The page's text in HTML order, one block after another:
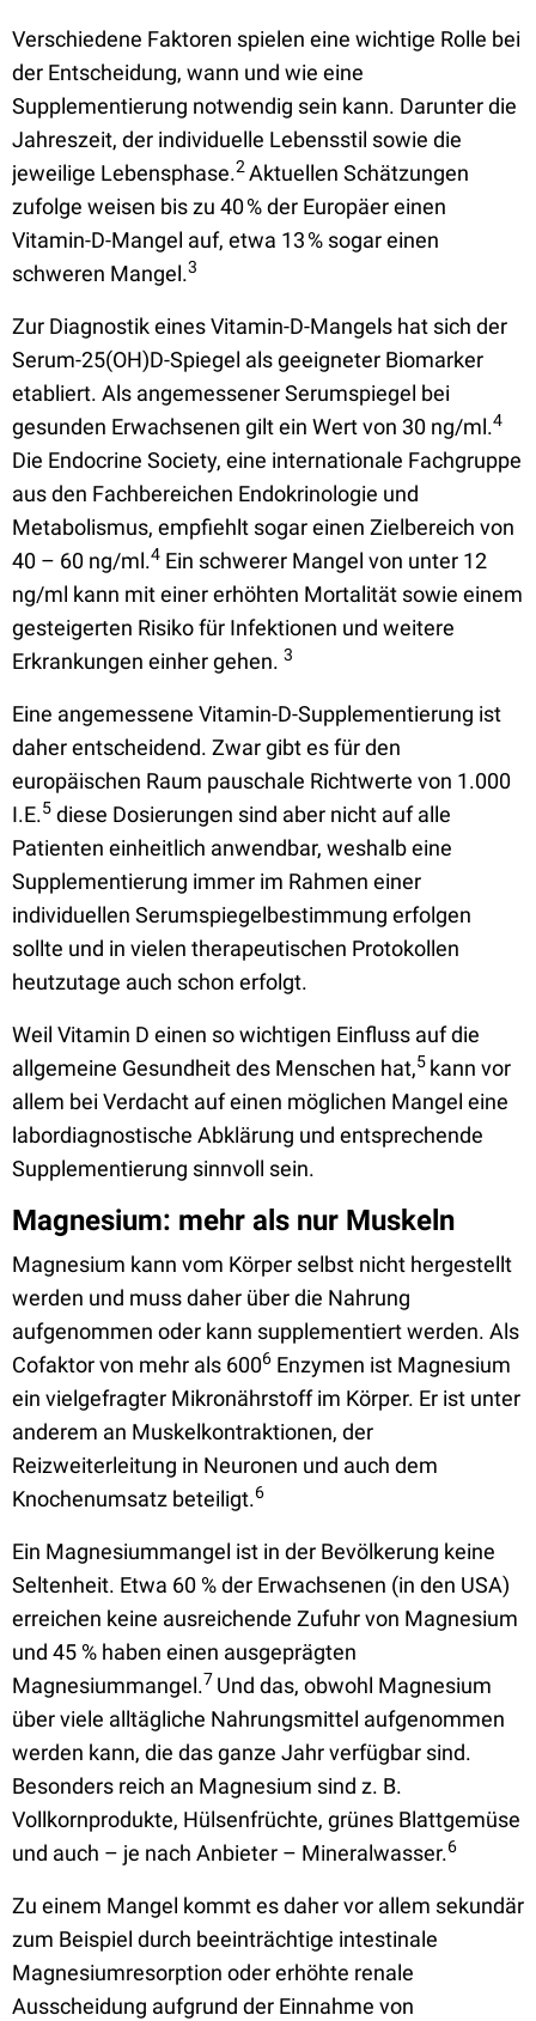
Verschiedene Faktoren spielen eine wichtige Rolle bei
der Entscheidung, wann und wie eine
Supplementierung notwendig sein kann. Darunter die
Jahreszeit, der individuelle Lebensstil sowie die
jeweilige Lebensphase.2Aktuellen Schätzungen
zufolge weisen bis zu 40 % der Europäer einen
Vitamin-D-Mangel auf, etwa 13 % sogar einen
schweren Mangel.3
Zur Diagnostik eines Vitamin-D-Mangels hat sich der
Serum-25(OH)D-Spiegel als geeigneter Biomarker
etabliert. Als angemessener Serumspiegel bei
gesunden Erwachsenen gilt ein Wert von 30 ng/ml.4
Die Endocrine Society, eine internationale Fachgruppe
aus den Fachbereichen Endokrinologie und
Metabolismus, empfiehlt sogar einen Zielbereich von
40 – 60 ng/ml.4 Ein schwerer Mangel von unter 12
ng/ml kann mit einer erhöhten Mortalität sowie einem
gesteigerten Risiko für Infektionen und weitere
Erkrankungen einher gehen. 3
Eine angemessene Vitamin-D-Supplementierung ist
daher entscheidend. Zwar gibt es für den
europäischen Raum pauschale Richtwerte von 1.000
I.E.5 diese Dosierungen sind aber nicht auf alle
Patienten einheitlich anwendbar, weshalb eine
Supplementierung immer im Rahmen einer
individuellen Serumspiegelbestimmung erfolgen
sollte und in vielen therapeutischen Protokollen
heutzutage auch schon erfolgt.
Weil Vitamin D einen so wichtigen Einfluss auf die
allgemeine Gesundheit des Menschen hat,5 kann vor
allem bei Verdacht auf einen möglichen Mangel eine
labordiagnostische Abklärung und entsprechende
Supplementierung sinnvoll sein.
Magnesium: mehr als nur Muskeln
Magnesium kann vom Körper selbst nicht hergestellt
werden und muss daher über die Nahrung
aufgenommen oder kann supplementiert werden. Als
Cofaktor von mehr als 6006 Enzymen ist Magnesium
ein vielgefragter Mikronährstoff im Körper. Er ist unter
anderem an Muskelkontraktionen, der
Reizweiterleitung in Neuronen und auch dem
Knochenumsatz beteiligt.6
Ein Magnesiummangel ist in der Bevölkerung keine
Seltenheit. Etwa 60 % der Erwachsenen (in den USA)
erreichen keine ausreichende Zufuhr von Magnesium
und 45 % haben einen ausgeprägten
Magnesiummangel.7 Und das, obwohl Magnesium
über viele alltägliche Nahrungsmittel aufgenommen
werden kann, die das ganze Jahr verfügbar sind.
Besonders reich an Magnesium sind z. B.
Vollkornprodukte, Hülsenfrüchte, grünes Blattgemüse
und auch – je nach Anbieter – Mineralwasser.6
Zu einem Mangel kommt es daher vor allem sekundär
zum Beispiel durch beeinträchtige intestinale
Magnesiumresorption oder erhöhte renale
Ausscheidung aufgrund der Einnahme von